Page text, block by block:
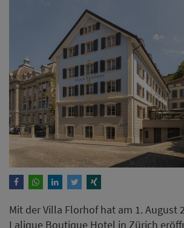
Mit der Villa Florhof hat am 1. August
Lalique Boutique Hotel in Zürich